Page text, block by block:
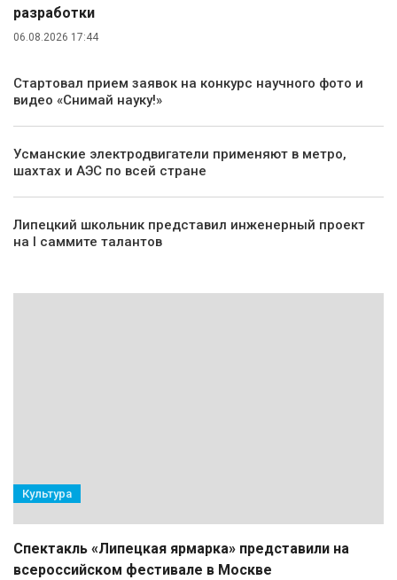
разработки
06.08.2026 17:44
Стартовал прием заявок на конкурс научного фото и
видео «Снимай науку!»
Усманские электродвигатели применяют в метро,
шахтах и АЭС по всей стране
Липецкий школьник представил инженерный проект
на I саммите талантов
Культура
Спектакль «Липецкая ярмарка» представили на
всероссийском фестивале в Москве